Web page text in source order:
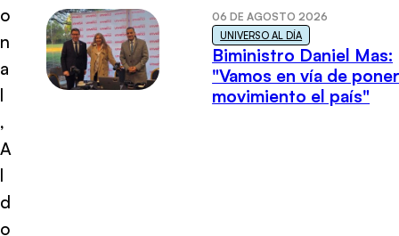
o
n
a
l
,
A
l
d
o
06 DE AGOSTO 2026
UNIVERSO AL DÍA
Biministro Daniel Mas:
"Vamos en vía de
movimiento el país"